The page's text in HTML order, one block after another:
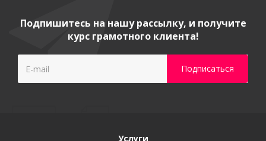
Подпишитесь на нашу рассылку, и получите
курс грамотного клиента!
Услуги